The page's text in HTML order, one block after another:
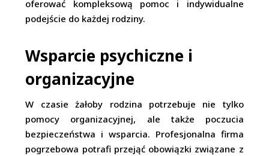
oferować kompleksową pomoc i indywidualne
podejście do każdej rodziny.
Wsparcie psychiczne i
organizacyjne
W czasie żałoby rodzina potrzebuje nie tylko
pomocy organizacyjnej, ale także poczucia
bezpieczeństwa i wsparcia. Profesjonalna firma
pogrzebowa potrafi przejąć obowiązki związane z